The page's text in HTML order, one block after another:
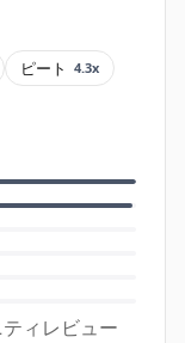
ピート 4.3x
ィレビュー